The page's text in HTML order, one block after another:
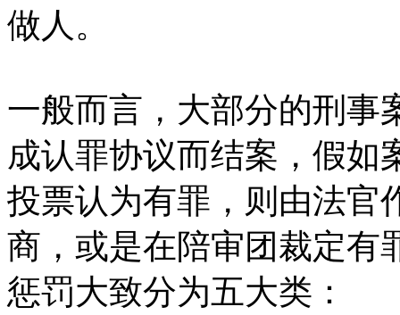
做人。
一般而言，大部分的刑事
成认罪协议而结案，假如
投票认为有罪，则由法官
商，或是在陪审团裁定有
惩罚大致分为五大类：